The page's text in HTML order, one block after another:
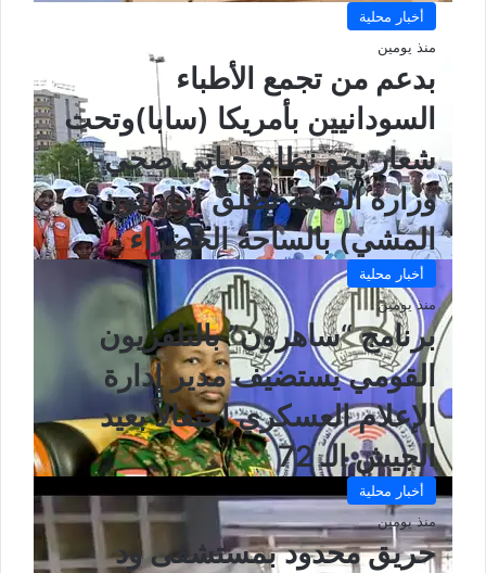
أخبار محلية
منذ يومين
بدعم من تجمع الأطباء
السودانيين بأمريكا (سابا)وتحت
شعار نحو نظام حياتي صحي-
وزارة الصحة تطلق (ماراثون
المشي) بالساحة الخضراء
أخبار محلية
منذ يومين
برنامج “ساهرون” بالتلفزيون
القومي يستضيف مدير إدارة
الإعلام العسكري احتفالاً بعيد
الجيش الـ 72
أخبار محلية
منذ يومين
حريق محدود بمستشفى ود